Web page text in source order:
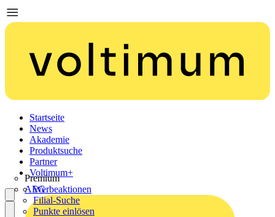
Startseite
News
Akademie
Produktsuche
Partner
Premium
AEG
Voltimum+
Werbeaktionen
Filial-Suche
Punkte einlösen